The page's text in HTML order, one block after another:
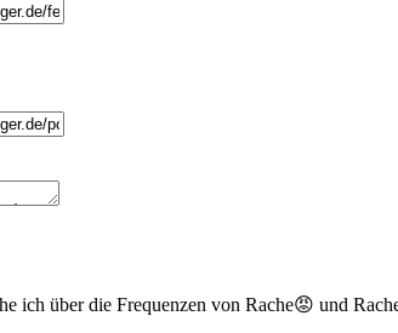
ich über die Frequenzen von Rache😡 und